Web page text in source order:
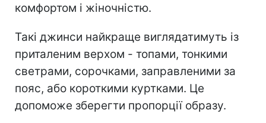
комфортом і жіночністю.
Такі джинси найкраще виглядатимуть із
приталеним верхом - топами, тонкими
светрами, сорочками, заправленими за
пояс, або короткими куртками. Це
допоможе зберегти пропорції образу.